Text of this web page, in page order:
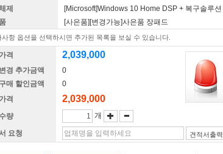
제
[Microsoft]Windows 10 Home DSP + 복구솔루션
[사은품][변경가능]사은품 장패드
사항 옵션을 선택하시면 추가된 목록을 보실 수 있습니다.
격 2,039,000
경 추가금액
0
매 할인금액
0
격
2,039,000
량 개
요청 견적서출력